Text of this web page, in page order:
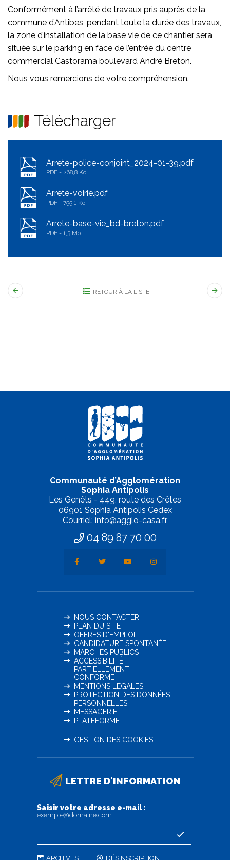
Conformément à l’arrêté de travaux pris auprès de la
commune d’Antibes, pendant toute la durée des travaux,
la zone d’installation de la base vie de ce chantier sera
située sur le parking en face de l’entrée du centre
commercial Castorama boulevard André Breton.
Nous vous remercions de votre compréhension.
Télécharger
Arrete-police-conjoint_2024-01-39.pdf
PDF 268,8 Ko
Arrete-voirie.pdf
PDF 755,1 Ko
Arrete-base-vie_bd-breton.pdf
PDF 1,3 Mo
RETOUR À LA LISTE
Communauté d’Agglomération
Sophia Antipolis
Les Genêts - 449, route des Crêtes
06901 Sophia Antipolis Cedex
Courriel: info@agglo-casa.fr
04 89 87 70 00
NOUS CONTACTER
PLAN DU SITE
OFFRES D'EMPLOI
CANDIDATURE SPONTANÉE
MARCHÉS PUBLICS
ACCESSIBILITÉ :
PARTIELLEMENT
CONFORME
MENTIONS LÉGALES
PROTECTION DES DONNÉES
PERSONNELLES
MESSAGERIE
PLATEFORME
GESTION DES COOKIES
LETTRE D'INFORMATION
Saisir votre adresse e-mail :
exemple@domaine.com
ARCHIVES DÉSINSCRIPTION